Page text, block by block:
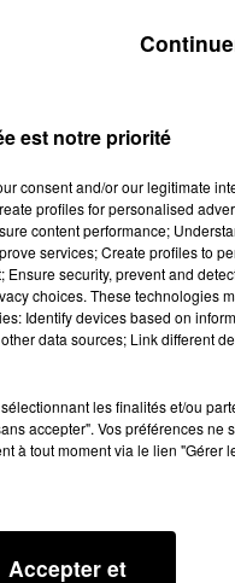
est notre priorité
consent and/or our legitimate
profiles for personalised
content performance;
services; Create profiles to
security, prevent and
choices. These technologies
Identify devices based on
data sources; Link different
les finalités et/ou
accepter". Vos préférences ne
à tout moment via le lien "Gérer
Accepter et